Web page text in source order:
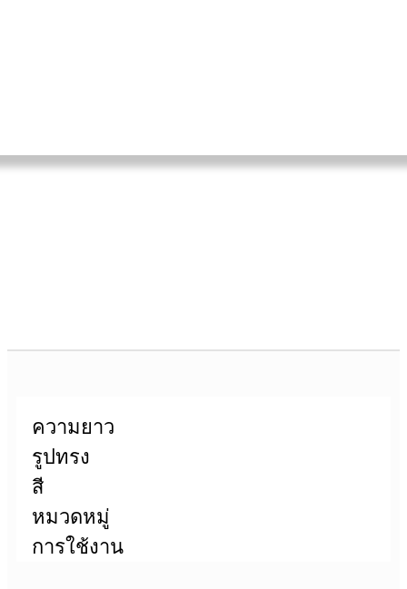
ความยาว
รูปทรง
สี
หมวดหมู่
การใช้งาน